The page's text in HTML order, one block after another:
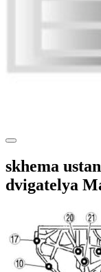
skhema
dvigatelya